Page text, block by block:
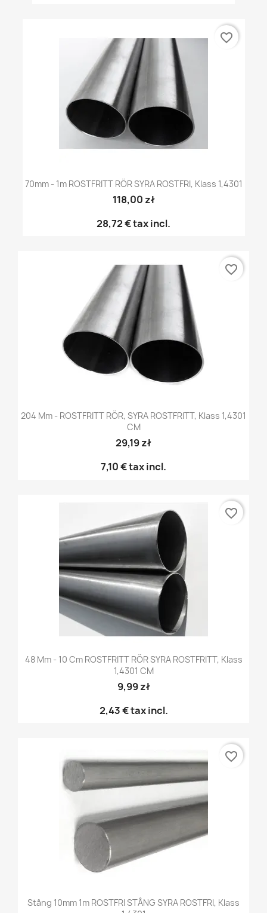
70mm - 1m ROSTFRITT RÖR SYRA ROSTFRI, Klass 1,4301
118,00 zł
28,72 €tax incl.
favorite_border
204 Mm - ROSTFRITT RÖR, SYRA ROSTFRITT, Klass 1,4301
CM
29,19 zł
7,10 €tax incl.
favorite_border
48 Mm - 10 Cm ROSTFRITT RÖR SYRA ROSTFRITT, Klass
1,4301 CM
9,99 zł
2,43 €tax incl.
favorite_border
Stång 10mm 1m ROSTFRI STÅNG SYRA ROSTFRI, Klass
favorite_border